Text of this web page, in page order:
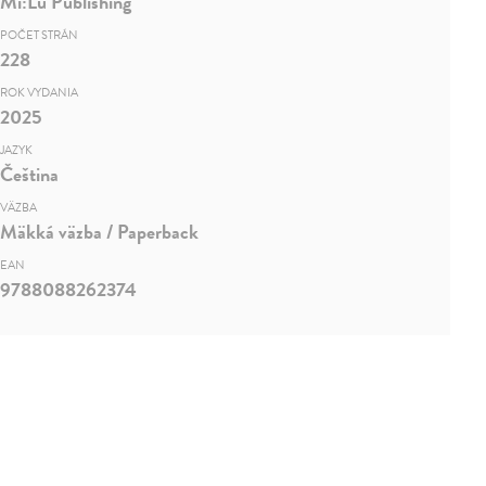
POČET STRÁN
228
ROK VYDANIA
2025
JAZYK
Čeština
VÄZBA
Mäkká väzba / Paperback
EAN
9788088262374